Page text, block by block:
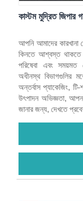
কাস্টম মুদ্রিত জিপার
আপনি আমাদের কারখানা
কিনতে আশ্বস্ত থাকতে
পরিষেবা এবং সময়মত
অধীনস্থ বিভাগগুলির
অন্তর্বাস প্যাকেজিং, টি-
উৎপাদন অভিজ্ঞতা,
জানার জন্য, দেখতে